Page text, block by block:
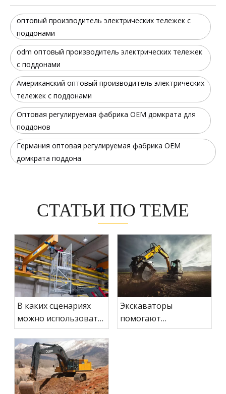
оптовый производитель электрических тележек с
поддонами
odm оптовый производитель электрических тележек
с поддонами
Американский оптовый производитель электрических
тележек с поддонами
Оптовая регулируемая фабрика OEM домкрата для
поддонов
Германия оптовая регулируемая фабрика OEM
домкрата поддона
СТАТЬИ ПО ТЕМЕ
В каких сценариях
можно использовать
мобильные
подъемные
платформы?
Экскаваторы
помогают
экстренным